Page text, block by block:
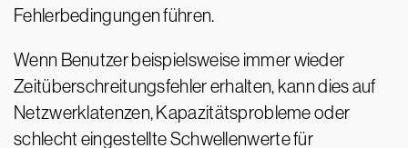
Fehlerbedingungen führen.
Wenn Benutzer beispielsweise immer wieder
Zeitüberschreitungsfehler erhalten, kann dies auf
Netzwerklatenzen, Kapazitätsprobleme oder
schlecht eingestellte Schwellenwerte für